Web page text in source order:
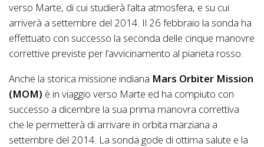
verso Marte, di cui studierà l’alta atmosfera, e su cui
arriverà a settembre del 2014. Il 26 febbraio la sonda ha
effettuato con successo la seconda delle cinque manovre
correttive previste per l’avvicinamento al pianeta rosso.
Anche la storica missione indiana Mars Orbiter Mission
(MOM) è in viaggio verso Marte ed ha compiuto con
successo a dicembre la sua prima manovra correttiva
che le permetterà di arrivare in orbita marziana a
settembre del 2014. La sonda gode di ottima salute e la